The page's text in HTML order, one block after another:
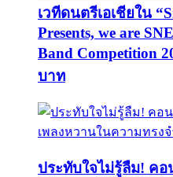
เวทีดนตรีเอเชียใน
Presents, we are
Band Competition
บาท
ประทับใจไม่รู้ลืม! คอ